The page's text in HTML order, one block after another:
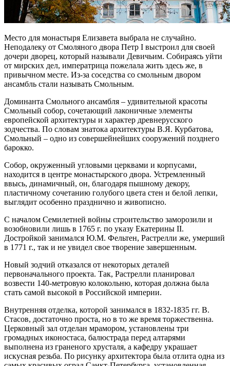
Место для монастыря Елизавета выбрала не случайно.
Неподалеку от Смоляного двора Петр I выстроил для своей
дочери дворец, который называли Девичьим. Собираясь уйти
от мирских дел, императрица пожелала жить здесь же, в
привычном месте. Из-за соседства со смольным двором
ансамбль стали называть Смольным.
Доминанта Смольного ансамбля – удивительной красоты
Смольный собор, сочетающий лаконичные элементы
европейской архитектуры и характер древнерусского
зодчества. По словам знатока архитектуры В.Я. Курбатова,
Смольный – одно из совершейнейших сооружений позднего
барокко.
Собор, окруженный угловыми церквами и корпусами,
находится в центре монастырского двора. Устремленный
ввысь, динамичный, он, благодаря пышному декору,
пластичному сочетанию голубого цвета стен и белой лепки,
выглядит особенно празднично и живописно.
С началом Семилетней войны строительство заморозили и
возобновили лишь в 1765 г. по указу Екатерины II.
Достройкой занимался Ю.М. Фельтен, Растрелли же, умерший
в 1771 г., так и не увидел свое творение завершенным.
Новый зодчий отказался от некоторых деталей
первоначального проекта. Так, Растрелли планировал
возвести 140-метровую колокольню, которая должна была
стать самой высокой в Российской империи.
Внутренняя отделка, которой занимался в 1832-1835 гг. В.
Стасов, достаточно проста, но в то же время торжественна.
Церковный зал отделан мрамором, установлены три
громадных иконостаса, балюстрада перед алтарями
выполнена из граненого хрусталя, а кафедру украшает
искусная резьба. По рисунку архитектора была отлита одна из